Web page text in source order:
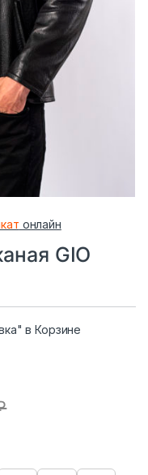
онлайн
GIO
в Корзине